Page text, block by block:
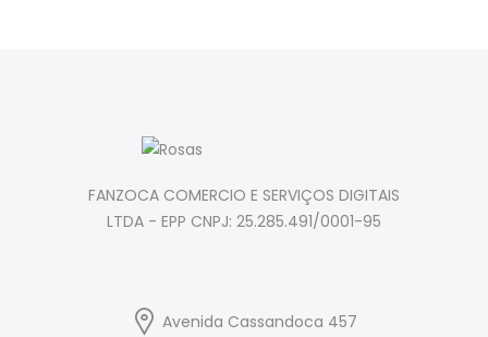
FANZOCA COMERCIO E SERVIÇOS DIGITAIS
LTDA - EPP CNPJ: 25.285.491/0001-95
Avenida Cassandoca 457